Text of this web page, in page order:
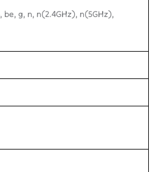
be, g, n, n(2.4GHz), n(5GHz),